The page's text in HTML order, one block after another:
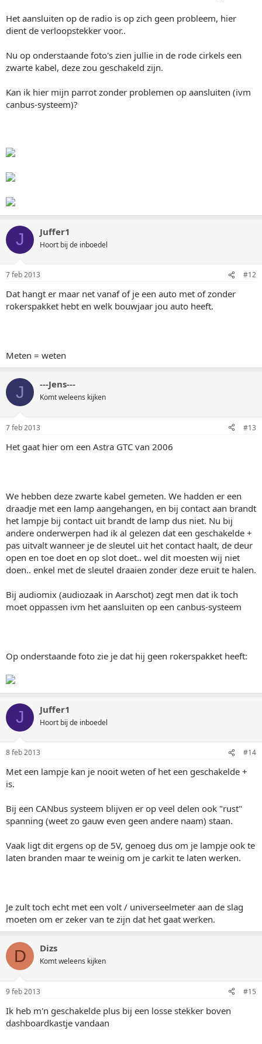
Het aansluiten op de radio is op zich geen probleem, hier
dient de verloopstekker voor..
Nu op onderstaande foto's zien jullie in de rode cirkels een
zwarte kabel, deze zou geschakeld zijn.
Kan ik hier mijn parrot zonder problemen op aansluiten (ivm
canbus-systeem)?
J Juffer1
Hoort bij de inboedel
7 feb 2013 #12
Dat hangt er maar net vanaf of je een auto met of zonder
rokerspakket hebt en welk bouwjaar jou auto heeft.
Meten = weten
J ---Jens---
Komt weleens kijken
7 feb 2013 #13
Het gaat hier om een Astra GTC van 2006
We hebben deze zwarte kabel gemeten. We hadden er een
draadje met een lamp aangehangen, en bij contact aan brandt
het lampje bij contact uit brandt de lamp dus niet. Nu bij
andere onderwerpen had ik al gelezen dat een geschakelde +
pas uitvalt wanneer je de sleutel uit het contact haalt, de deur
open en toe doet en op slot doet.. wel dit moesten wij niet
doen.. enkel met de sleutel draaien zonder deze eruit te halen.
Bij audiomix (audiozaak in Aarschot) zegt men dat ik toch
moet oppassen ivm het aansluiten op een canbus-systeem
Op onderstaande foto zie je dat hij geen rokerspakket heeft:
J Juffer1
Hoort bij de inboedel
8 feb 2013 #14
Met een lampje kan je nooit weten of het een geschakelde +
is.
Bij een CANbus systeem blijven er op veel delen ook "rust"
spanning (weet zo gauw even geen andere naam) staan.
Vaak ligt dit ergens op de 5V, genoeg dus om je lampje ook te
laten branden maar te weinig om je carkit te laten werken.
Je zult toch echt met een volt / universeelmeter aan de slag
moeten om er zeker van te zijn dat het gaat werken.
D Dizs
Komt weleens kijken
9 feb 2013 #15
Ik heb m'n geschakelde plus bij een losse stekker boven
dashboardkastje vandaan